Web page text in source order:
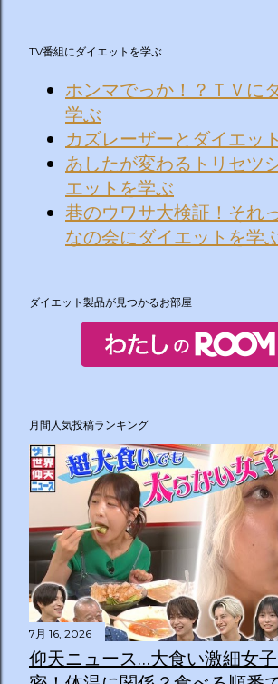
TV番組にダイエットを学ぶ
ホンマでっか！？ＴＶに
学ぶ
カズレーザーとダイエッ
あしたが変わるトリセツ
エットを学ぶ
巷のウワサ大検証！それ
なの会にダイエットを学
ダイエット製品が見つかるお部屋
月間人気投稿ランキング
7月 16, 2026
仰天ニュース…大食い激細女